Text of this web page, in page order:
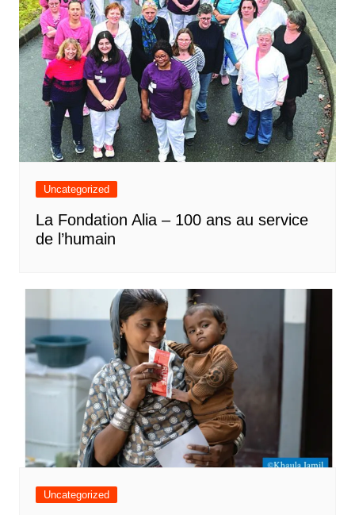
Uncategorized
La Fondation Alia – 100 ans au service
de l’humain
Uncategorized